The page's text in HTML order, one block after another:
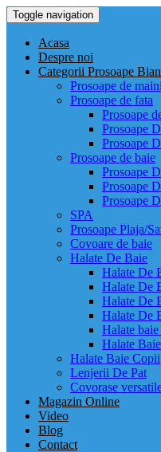
Toggle navigation
Acasa
Despre noi
Categorii Prosoape
Prosoape de maini
Prosoape de fata
Prosoape
Prosoape
Prosoape
Prosoape de baie
Prosoape
Prosoape
Prosoape
SPA
Prosoape Plaja/
Covoare de baie
Halate De Baie
Halate De
Halate De
Halate De
Halate De
Halate
Halate
Halate Baie Copii
Lenjerii De Pat
Covorase
Magazin Online
Video
Blog
Contact